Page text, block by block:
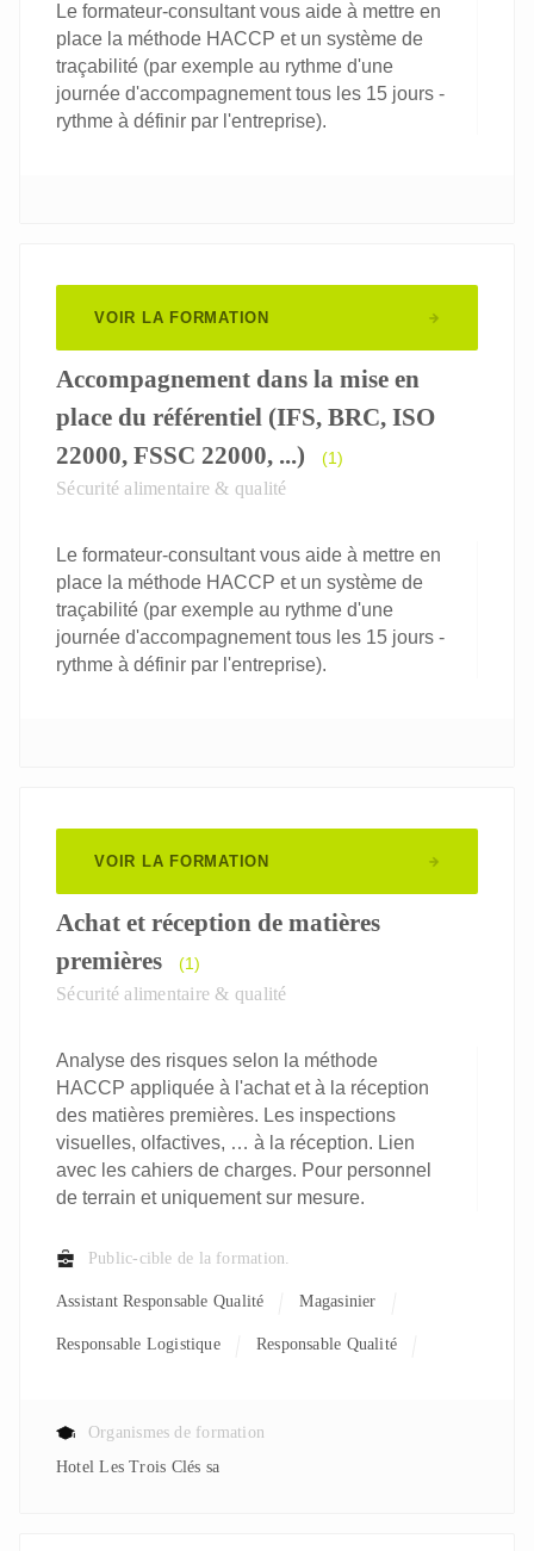
Le formateur-consultant vous aide à mettre en
place la méthode HACCP et un système de
traçabilité (par exemple au rythme d'une
journée d'accompagnement tous les 15 jours -
rythme à définir par l'entreprise).
VOIR LA FORMATION
Accompagnement dans la mise en
place du référentiel (IFS, BRC, ISO
22000, FSSC 22000, ...)
(1)
Sécurité alimentaire & qualité
Le formateur-consultant vous aide à mettre en
place la méthode HACCP et un système de
traçabilité (par exemple au rythme d'une
journée d'accompagnement tous les 15 jours -
rythme à définir par l'entreprise).
VOIR LA FORMATION
Achat et réception de matières
premières
(1)
Sécurité alimentaire & qualité
Analyse des risques selon la méthode
HACCP appliquée à l'achat et à la réception
des matières premières. Les inspections
visuelles, olfactives, … à la réception. Lien
avec les cahiers de charges. Pour personnel
de terrain et uniquement sur mesure.
Public-cible de la formation.
Assistant Responsable Qualité Magasinier
Responsable Logistique Responsable Qualité
Organismes de formation
Hotel Les Trois Clés sa